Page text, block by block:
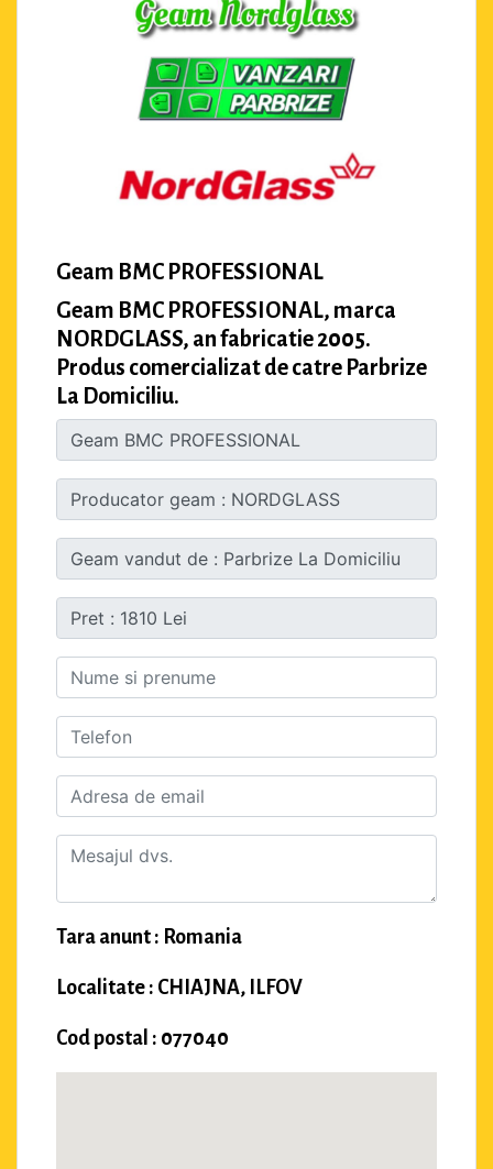
Geam BMC PROFESSIONAL
Geam BMC PROFESSIONAL, marca
NORDGLASS, an fabricatie 2005.
Produs comercializat de catre Parbrize
La Domiciliu.
Tara anunt : Romania
Localitate : CHIAJNA, ILFOV
Cod postal : 077040